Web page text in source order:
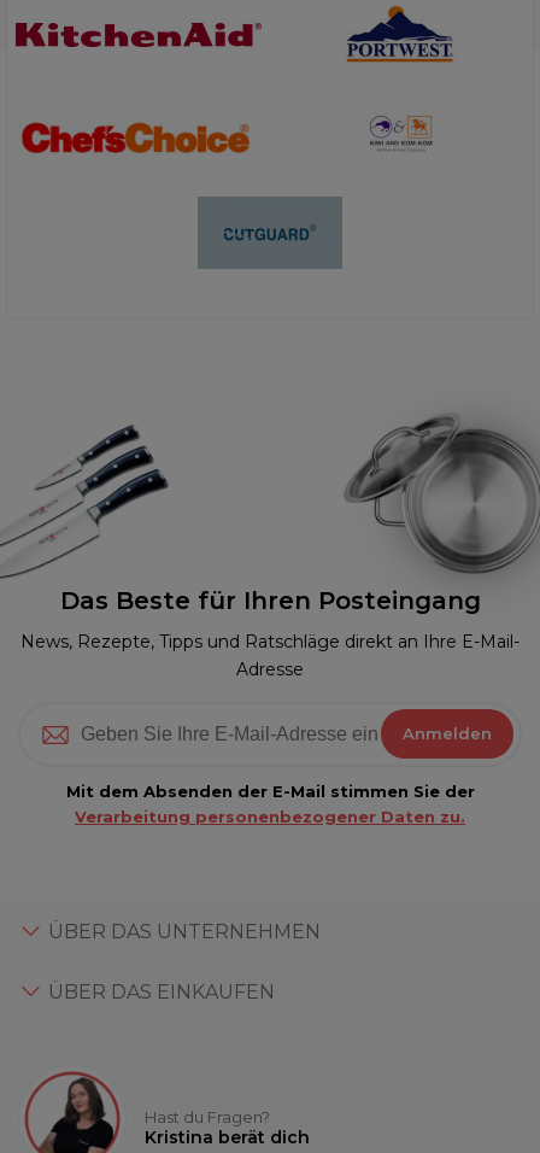
Das Beste für Ihren Posteingang
News, Rezepte, Tipps und Ratschläge direkt an Ihre E-Mail-
Adresse
Anmelden
Mit dem Absenden der E-Mail stimmen Sie der
Verarbeitung personenbezogener Daten zu.
ÜBER DAS UNTERNEHMEN
ÜBER DAS EINKAUFEN
Hast du Fragen?
Kristina berät dich